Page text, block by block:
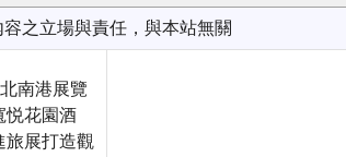
之立場與責任，與本站無關
南港展覽
悦花園酒
旅展打造觀